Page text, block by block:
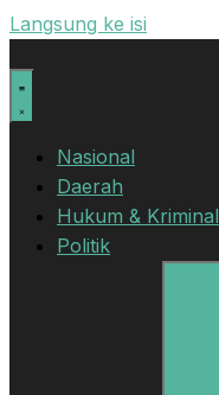
Langsung ke isi
Nasional
Daerah
Hukum & Kriminal
Politik